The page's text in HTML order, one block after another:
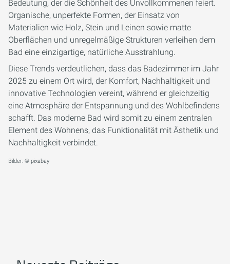
Bedeutung, der die Schönheit des Unvollkommenen feiert.
Organische, unperfekte Formen, der Einsatz von
Materialien wie Holz, Stein und Leinen sowie matte
Oberflächen und unregelmäßige Strukturen verleihen dem
Bad eine einzigartige, natürliche Ausstrahlung.
Diese Trends verdeutlichen, dass das Badezimmer im Jahr
2025 zu einem Ort wird, der Komfort, Nachhaltigkeit und
innovative Technologien vereint, während er gleichzeitig
eine Atmosphäre der Entspannung und des Wohlbefindens
schafft. Das moderne Bad wird somit zu einem zentralen
Element des Wohnens, das Funktionalität mit Ästhetik und
Nachhaltigkeit verbindet.
Bilder: © pixabay